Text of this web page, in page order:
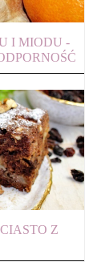
I MIODU -
Z